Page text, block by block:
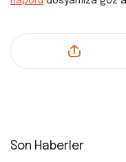
Son Haberler